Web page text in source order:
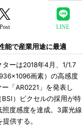
Post LINE
能で産業用途に最適
ーは2018年4月、1/1.7
画素）の高感度
「AR0221」を発表し
）ピクセルの採用が特
度感度を達成。3露光線
供する。